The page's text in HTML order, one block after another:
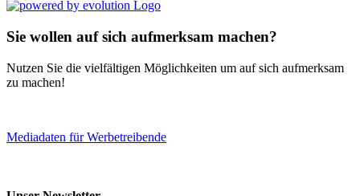
Sie wollen auf sich aufmerksam machen?
Nutzen Sie die vielfältigen Möglichkeiten um auf sich aufmerksam
zu machen!
Mediadaten für Werbetreibende